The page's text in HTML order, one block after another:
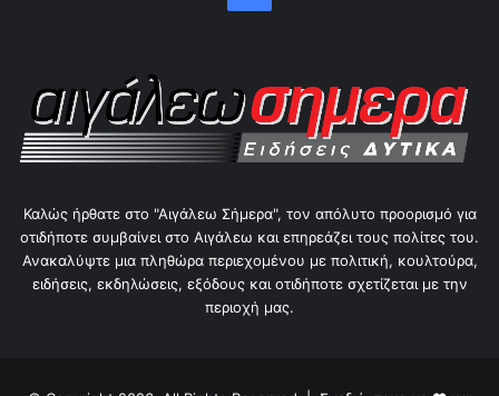
Καλώς ήρθατε στο "Αιγάλεω Σήμερα", τον απόλυτο προορισμό για
οτιδήποτε συμβαίνει στο Αιγάλεω και επηρεάζει τους πολίτες του.
Ανακαλύψτε μια πληθώρα περιεχομένου με πολιτική, κουλτούρα,
ειδήσεις, εκδηλώσεις, εξόδους και οτιδήποτε σχετίζεται με την
περιοχή μας.